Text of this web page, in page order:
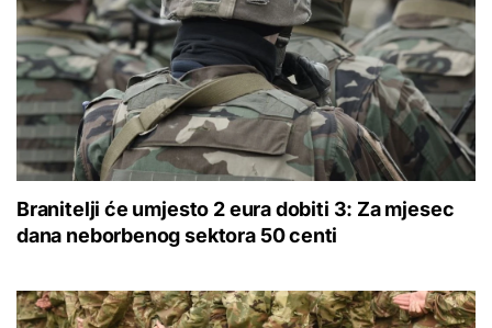
Branitelji će umjesto 2 eura dobiti 3: Za mjesec
dana neborbenog sektora 50 centi